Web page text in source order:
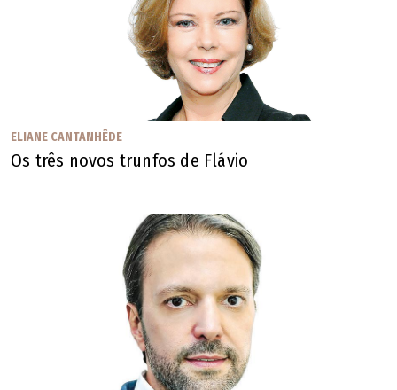
ELIANE CANTANHÊDE
Os três novos trunfos de Flávio